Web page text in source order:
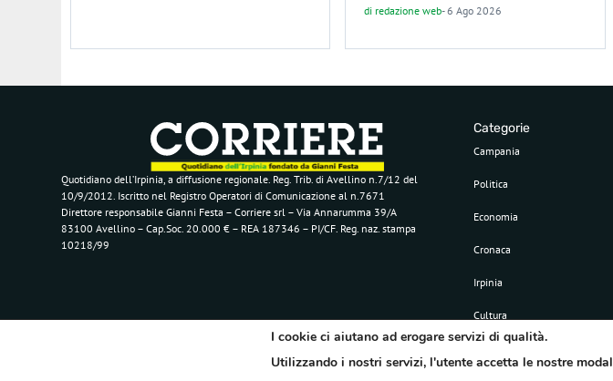
di redazione web-6 Ago 2026
Quotidiano dell’Irpinia, a diffusione regionale. Reg. Trib. di Avellino n.7/12 del
10/9/2012. Iscritto nel Registro Operatori di Comunicazione al n.7671
Direttore responsabile Gianni Festa – Corriere srl – Via Annarumma 39/A
83100 Avellino – Cap.Soc. 20.000 € – REA 187346 – PI/CF. Reg. naz. stampa
10218/99
Categorie
Campania
Politica
Economia
Cronaca
Irpinia
Cultura
I cookie ci aiutano ad erogare servizi di qualità.
Utilizzando i nostri servizi, l'utente accetta le nostre